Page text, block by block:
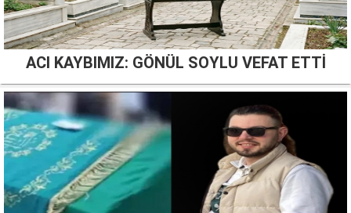
ACI KAYBIMIZ: GÖNÜL SOYLU VEFAT ETTİ